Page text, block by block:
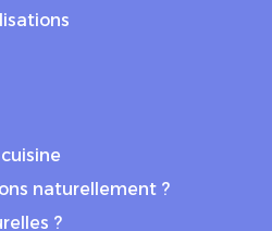
naturellement ?
?